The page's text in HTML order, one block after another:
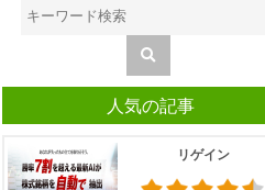
人気の記事
リゲイン